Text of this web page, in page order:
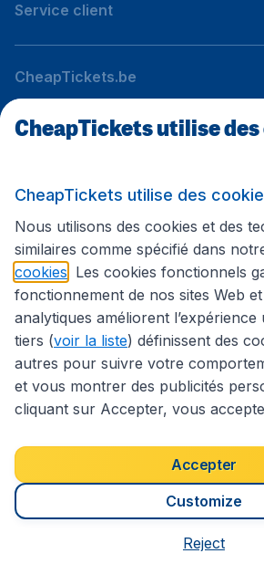
Service client
CheapTickets.be
Sites internationaux
Suivez CheapTickets.be
Déclaration d’accessibilité
Déclaration de confidentialité
Droits d’auteur ©
CheapTickets utilise
CheapTickets utilise des
Nous utilisons des cookies et des
similaires comme spécifié dans
cookies . Les cookies fonctionnels
fonctionnement de nos sites Web
analytiques améliorent l’expérience
tiers (voir la liste) définissent des
autres pour suivre votre
et vous montrer des publicités
cliquant sur Accepter, vous
Accepter
Customize
Reject